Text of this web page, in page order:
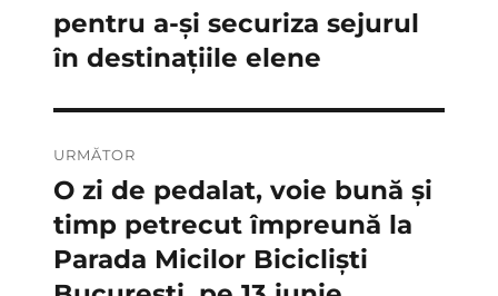
pentru a-și securiza sejurul
în destinațiile elene
URMĂTOR
Articolul
următor:
O zi de pedalat, voie bună și
timp petrecut împreună la
Parada Micilor Bicicliști